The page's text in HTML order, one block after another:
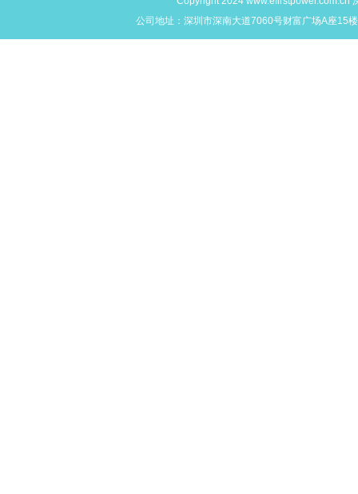
公司地址：深圳市深南大道7060号财富广场A座15